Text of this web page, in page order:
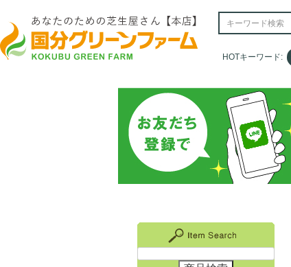
HOTキーワード:
HOTキーワード: